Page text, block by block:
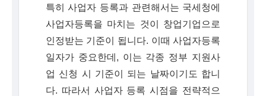
특히 사업자 등록과 관련해서는 국세청에
사업자등록을 마치는 것이 창업기업으로
인정받는 기준이 됩니다. 이때 사업자등록
일자가 중요한데, 이는 각종 정부 지원사
업 신청 시 기준이 되는 날짜이기도 합니
다. 따라서 사업자 등록 시점을 전략적으